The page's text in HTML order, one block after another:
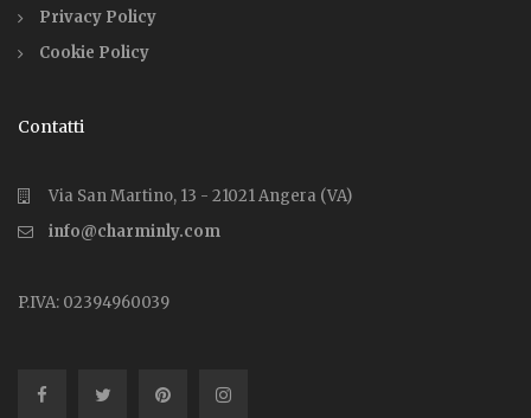
Privacy Policy
Cookie Policy
Contatti
Via San Martino, 13 - 21021 Angera (VA)
info@charminly.com
P.IVA: 02394960039